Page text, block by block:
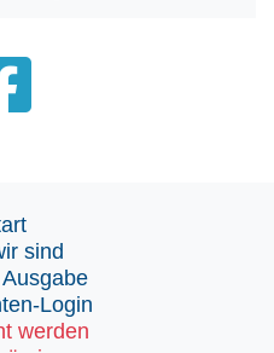
sind
Login
werden